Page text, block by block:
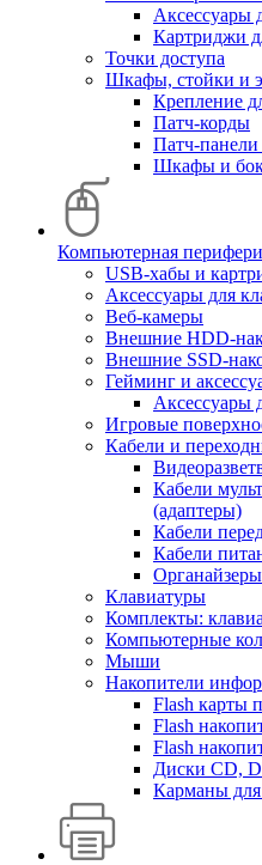
Аксессуары
Картриджи
Точки доступа
Шкафы, стойки и
Крепление
Патч-корды
Патч-панели
Шкафы и
Компьютерная
USB-хабы и
Аксессуары для
Веб-камеры
Внешние HDD-
Внешние SSD-
Гейминг и
Аксессуары
Игровые
Кабели и
Кабели
(адаптеры)
Кабели
Кабели
Клавиатуры
Комплекты:
Компьютерные
Мыши
Накопители
Flash карты
Flash
Flash
Диски CD,
Карманы